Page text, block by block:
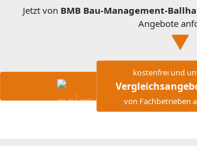
Jetzt von BMB Bau-Management-
Angebote
kostenfrei und
von Fachbetrieben